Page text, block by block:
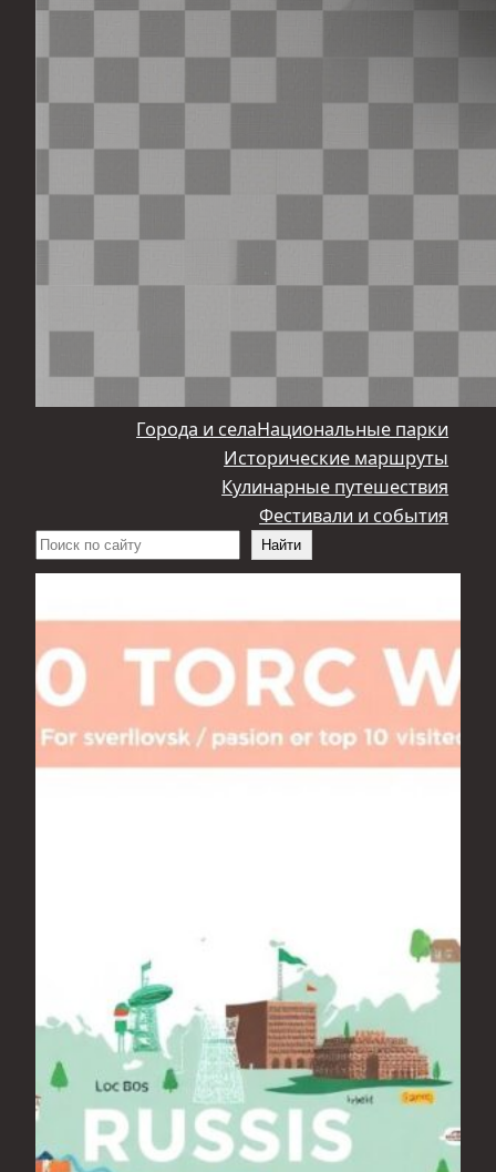
Города и селаНациональные парки
Исторические маршруты
Кулинарные путешествия
Фестивали и события
Поиск
Найти